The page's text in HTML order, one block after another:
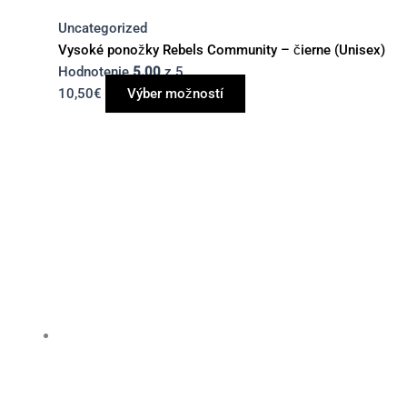
Uncategorized
Vysoké ponožky Rebels Community – čierne (Unisex)
Hodnotenie5.00z 5
10,50€ Výber možností